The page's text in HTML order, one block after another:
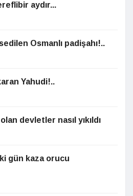
aydır...
Osmanlı padişahı!..
Yahudi!..
devletler nasıl yıkıldı
gün kaza orucu